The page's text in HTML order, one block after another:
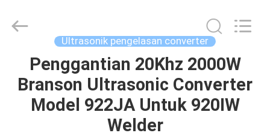
RUMAH
PRODUK
Equipment
Co.,Ltd.
Ultrasonik pengelasan converter
Penggantian 20Khz 2000W
Branson Ultrasonic Converter
Model 922JA Untuk 920IW
Welder